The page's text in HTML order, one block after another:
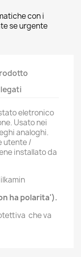
con i
se urgente
eletronico
Usato nei
analoghi.
utente /
installato da
ha polarita').
che va